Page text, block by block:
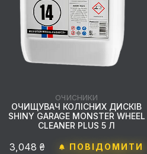
ОЧИСНИКИ
ОЧИЩУВАЧ КОЛІСНИХ ДИСКІВ
SHINY GARAGE MONSTER WHEEL
CLEANER PLUS 5 Л
3,048 ₴ ПОВІДОМИТИ